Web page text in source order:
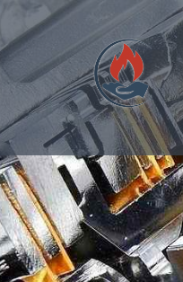
Skip
to
content